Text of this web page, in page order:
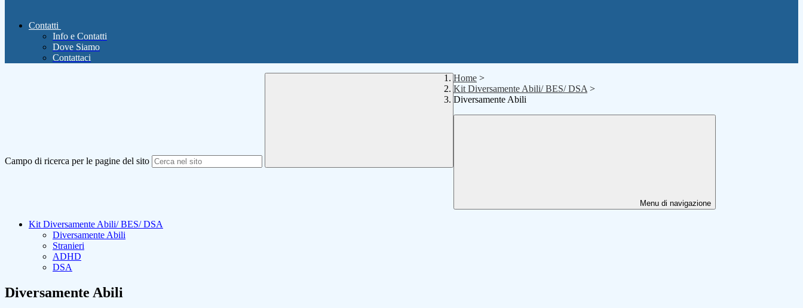
Contatti
Info e Contatti
Dove Siamo
Contattaci
Campo di ricerca per le pagine del sito
Home >
Kit Diversamente Abili/ BES/ DSA >
Diversamente Abili
Menu di navigazione
Kit Diversamente Abili/ BES/ DSA
Diversamente Abili
Stranieri
ADHD
DSA
Diversamente Abili